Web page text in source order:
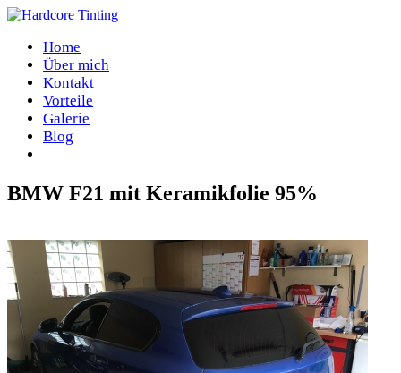
Home
Über mich
Kontakt
Vorteile
Galerie
Blog
BMW F21 mit Keramikfolie 95%